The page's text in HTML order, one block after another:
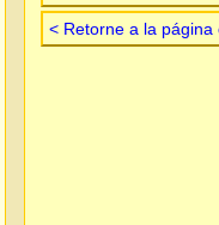
< Retorne a la